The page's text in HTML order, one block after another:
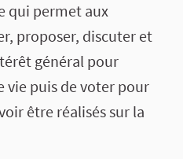
qui permet aux
proposer, discuter et
général pour
vie puis de voter pour
être réalisés sur la